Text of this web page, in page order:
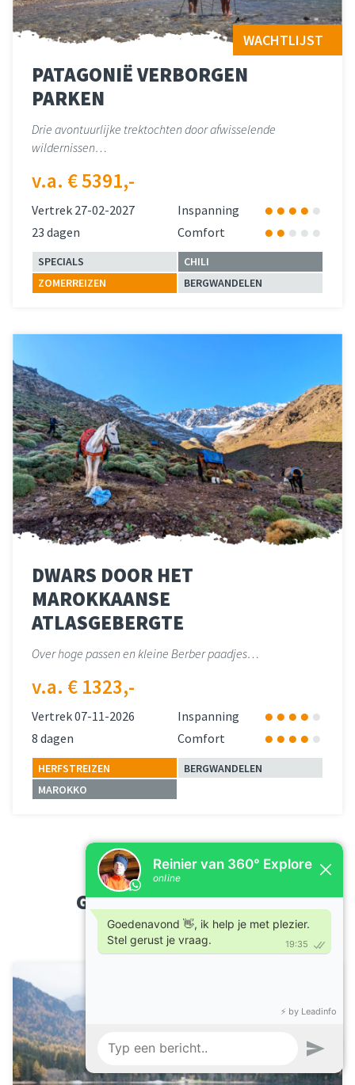
PATAGONIË VERBORGEN
PARKEN
WACHTLIJST
Drie avontuurlijke trektochten door afwisselende
wildernissen…
v.a. € 5391,-
Vertrek 27-02-2027
Inspanning
23 dagen
Comfort
SPECIALS
CHILI
ZOMERREIZEN
BERGWANDELEN
DWARS DOOR HET
MAROKKAANSE
ATLASGEBERGTE
Over hoge passen en kleine Berber paadjes…
v.a. € 1323,-
Vertrek 07-11-2026
Inspanning
8 dagen
Comfort
HERFSTREIZEN
BERGWANDELEN
MAROKKO
GERELATEERDE BLOGS